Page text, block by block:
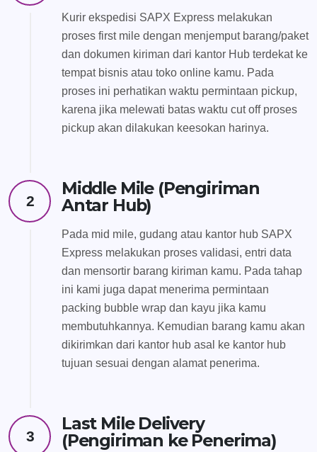
Kurir ekspedisi SAPX Express melakukan
proses first mile dengan menjemput barang/paket
dan dokumen kiriman dari kantor Hub terdekat ke
tempat bisnis atau toko online kamu. Pada
proses ini perhatikan waktu permintaan pickup,
karena jika melewati batas waktu cut off proses
pickup akan dilakukan keesokan harinya.
2
Middle Mile (Pengiriman
Antar Hub)
Pada mid mile, gudang atau kantor hub SAPX
Express melakukan proses validasi, entri data
dan mensortir barang kiriman kamu. Pada tahap
ini kami juga dapat menerima permintaan
packing bubble wrap dan kayu jika kamu
membutuhkannya. Kemudian barang kamu akan
dikirimkan dari kantor hub asal ke kantor hub
tujuan sesuai dengan alamat penerima.
3
Last Mile Delivery
(Pengiriman ke Penerima)